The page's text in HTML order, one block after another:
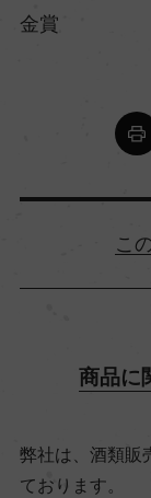
金賞
ボルドー
商品に
弊社は、酒類販
ております。